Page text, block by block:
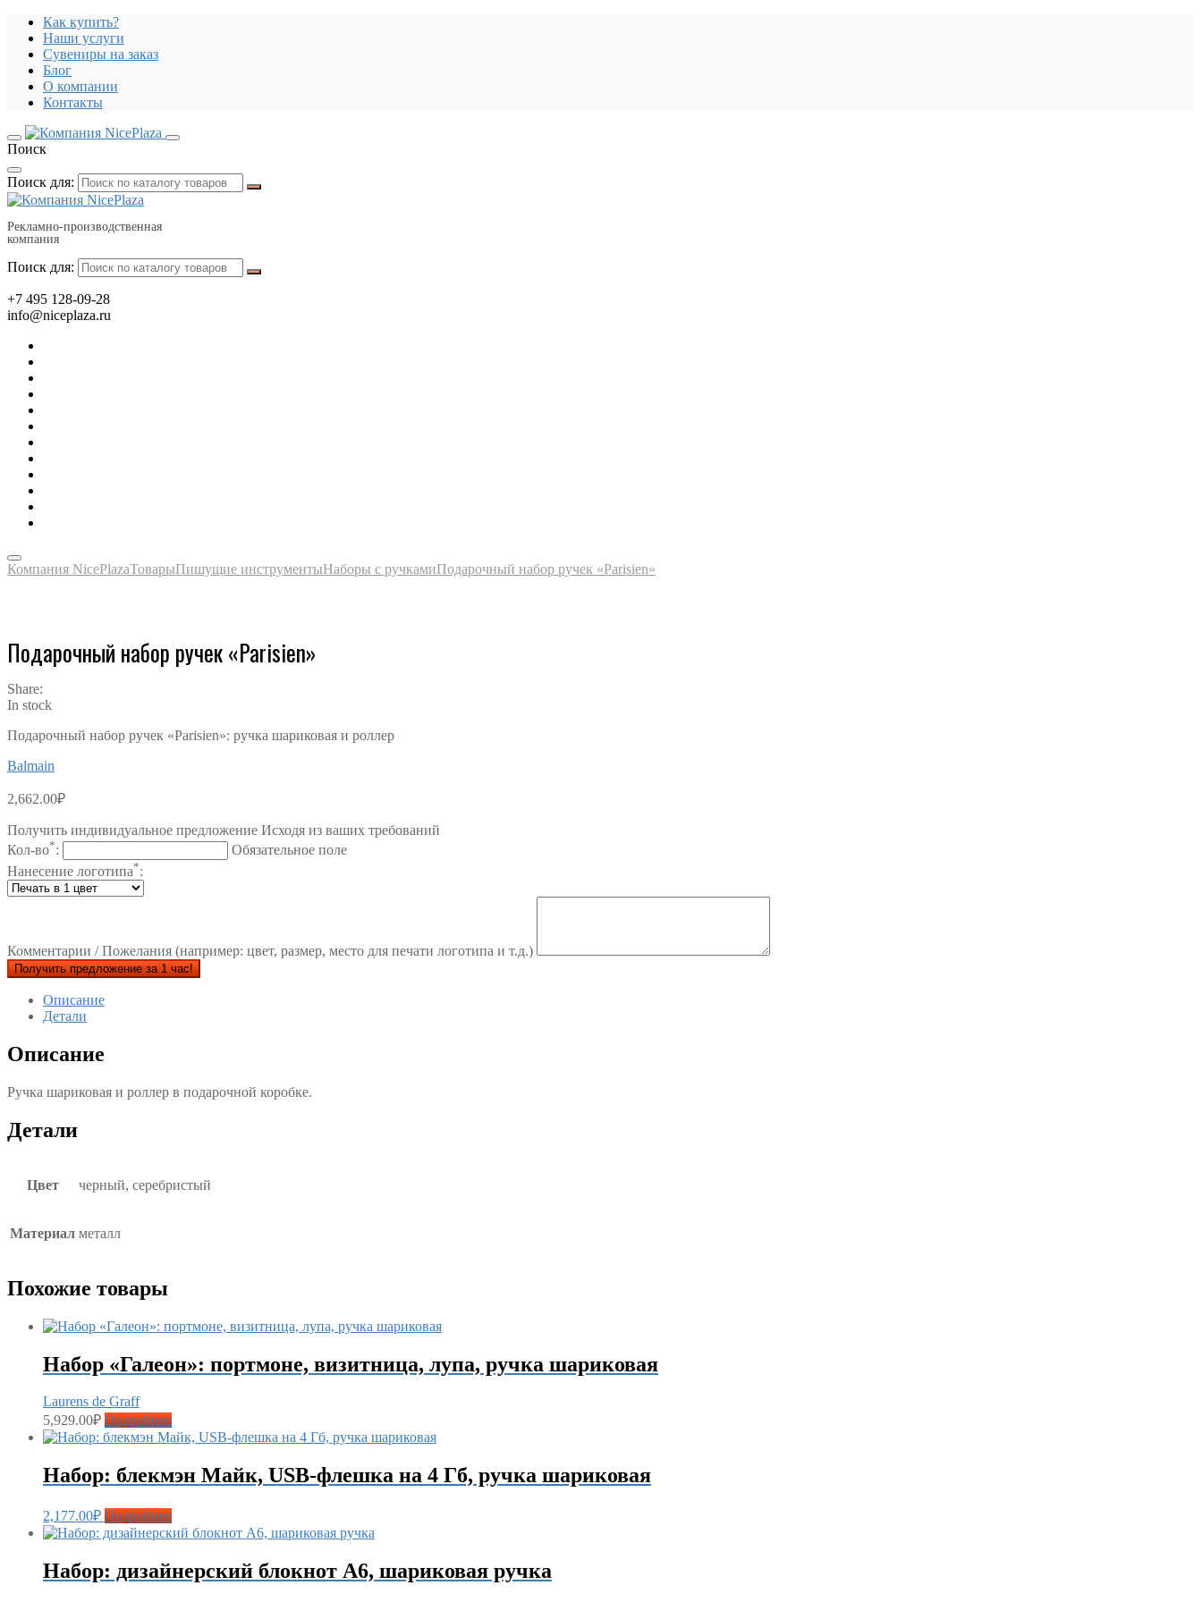
Как купить?
Наши услуги
Сувениры на заказ
Блог
О компании
Контакты
Поиск
Поиск для:
Рекламно-производственная
компания
Поиск для:
+7 495 128-09-28
info@niceplaza.ru
Компания NicePlazaТоварыПишущие инструментыНаборы с ручкамиПодарочный набор ручек «Parisien»
Подарочный набор ручек «Parisien»
Share:
In stock
Подарочный набор ручек «Parisien»: ручка шариковая и роллер
Balmain
2,662.00₽
Получить индивидуальное предложение Исходя из ваших требований
Кол-во*:
Обязательное поле
Нанесение логотипа*:
Комментарии / Пожелания (например: цвет, размер, место для печати логотипа и т.д.)
Получить предложение за 1 час!
Описание
Детали
Описание
Ручка шариковая и роллер в подарочной коробке.
Детали
Цвет черный, серебристый
Материал металл
Похожие товары
Набор «Галеон»: портмоне, визитница, лупа, ручка шариковая
Laurens de Graff
5,929.00₽ Подробнее
Набор: блекмэн Майк, USB-флешка на 4 Гб, ручка шариковая
2,177.00₽ Подробнее
Набор: дизайнерский блокнот А6, шариковая ручка